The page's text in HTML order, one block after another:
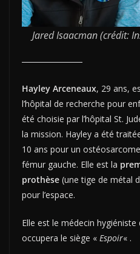
Jared Isaacman (crédit:
Hayley Arceneaux, 29 ans,
l’hôpital de recherche pour
été choisie par l’hôpital St.
la mission. Hayley a été
10 ans pour un
fémur gauche. Elle est la
prothèse (une tige de métal
pour l’espace.
Elle est le médecin
occupera le siège « Espoir« .